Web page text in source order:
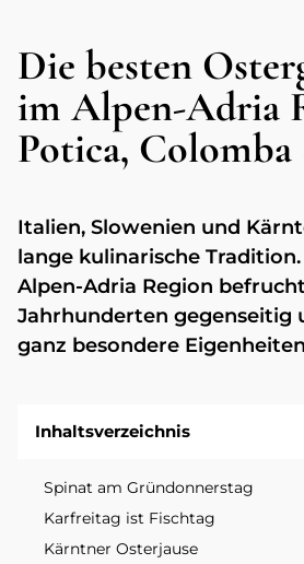
Die besten
im Alpen-Adria
Potica,
Italien, Slowenien und
lange kulinarische
Alpen-Adria Region
Jahrhunderten gegenseitig
ganz besondere
Inhaltsverzeichnis
Spinat am Gründonnerstag
Karfreitag ist Fischtag
Kärntner Osterjause